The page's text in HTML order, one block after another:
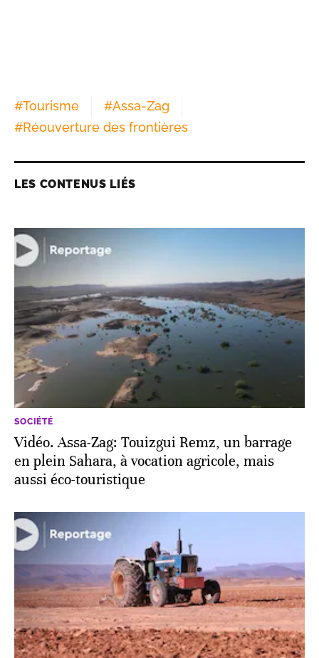
#Tourisme #Assa-Zag
#Réouverture des frontières
LES CONTENUS LIÉS
SOCIÉTÉ
Vidéo. Assa-Zag: Touizgui Remz, un barrage
en plein Sahara, à vocation agricole, mais
aussi éco-touristique